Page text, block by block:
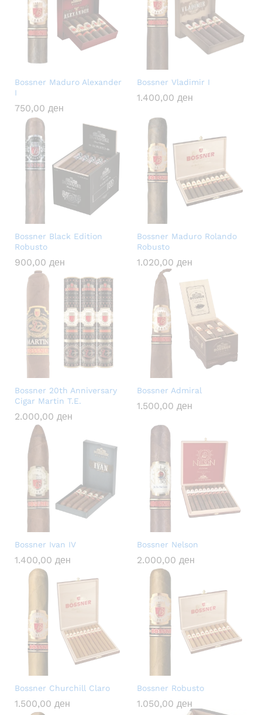
Bossner Maduro Alexander
I
750,00 ден
Bossner Vladimir I
1.400,00 ден
Bossner Black Edition
Robusto
900,00 ден
Bossner Maduro Rolando
Robusto
1.020,00 ден
Bossner 20th Anniversary
Cigar Martin T.E.
2.000,00 ден
Bossner Admiral
1.500,00 ден
Bossner Ivan IV
1.400,00 ден
Bossner Nelson
2.000,00 ден
Bossner Churchill Claro
1.500,00 ден
Bossner Robusto
1.050,00 ден